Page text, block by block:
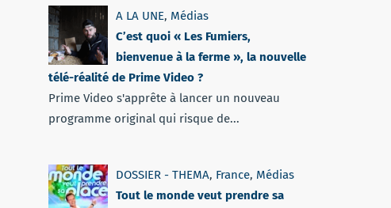
A LA UNE, Médias
C’est quoi « Les Fumiers,
bienvenue à la ferme », la nouvelle
télé-réalité de Prime Video ?
Prime Video s'apprête à lancer un nouveau
programme original qui risque de...
DOSSIER - THEMA, France, Médias
Tout le monde veut prendre sa